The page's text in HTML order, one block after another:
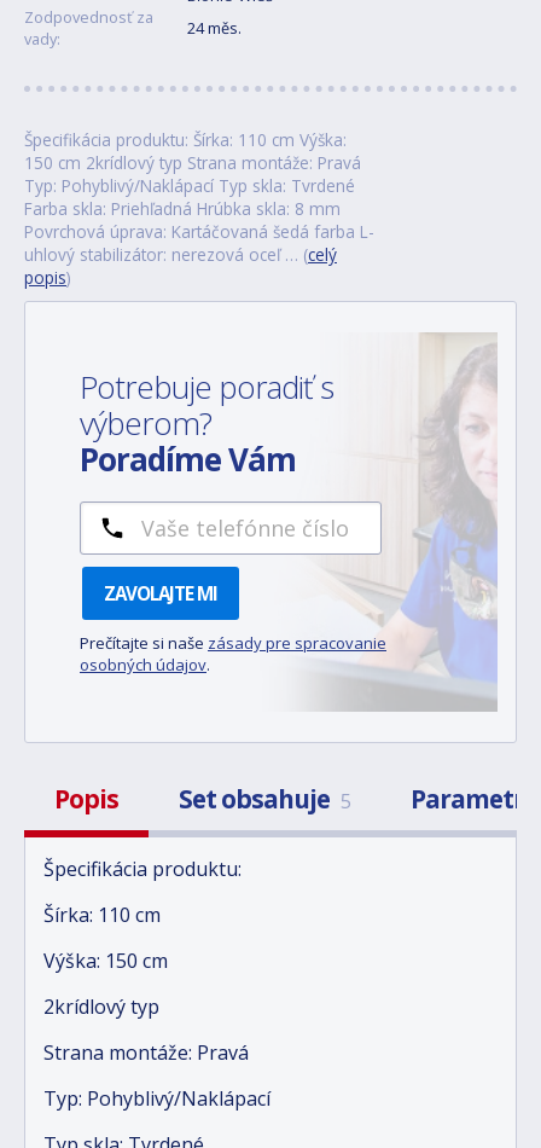
Zodpovednosť za
vady:
24 měs.
Špecifikácia produktu: Šírka: 110 cm Výška:
150 cm 2krídlový typ Strana montáže: Pravá
Typ: Pohyblivý/Naklápací Typ skla: Tvrdené
Farba skla: Priehľadná Hrúbka skla: 8 mm
Povrchová úprava: Kartáčovaná šedá farba L-
uhlový stabilizátor: nerezová oceľ … (celý
popis)
Potrebuje poradiť s
výberom?
Poradíme Vám
ZAVOLAJTE MI
Prečítajte si naše zásady pre spracovanie
osobných údajov.
Popis Set obsahuje 5 Parametre
Špecifikácia produktu:
Šírka: 110 cm
Výška: 150 cm
2krídlový typ
Strana montáže: Pravá
Typ: Pohyblivý/Naklápací